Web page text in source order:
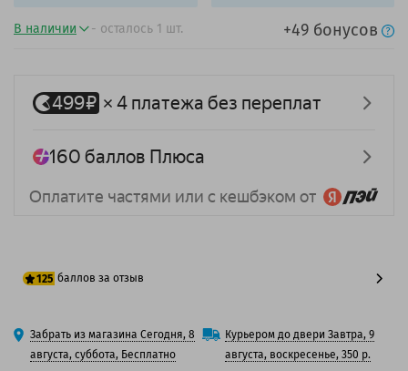
В наличии - осталось 1 шт. +49 бонусов
125 баллов за отзыв
100 баллов
125 баллов
Забрать из магазина Сегодня, 8
августа, суббота, Бесплатно
Курьером до двери Завтра, 9
августа, воскресенье, 350 р.